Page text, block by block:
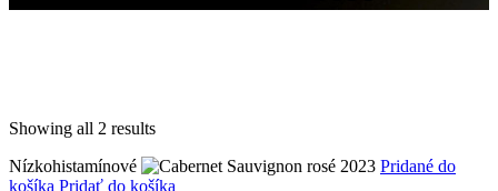
Showing all 2 results
Nízkohistamínové
Pridané do
košíka Pridať do košíka